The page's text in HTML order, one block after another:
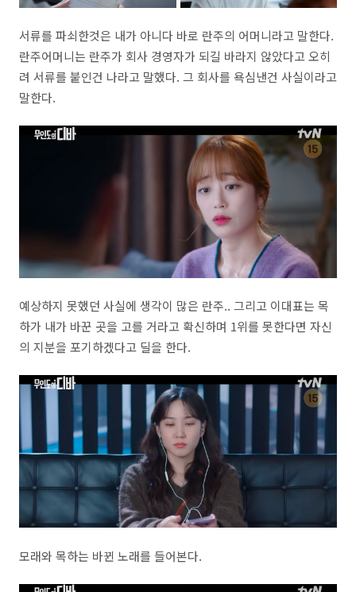
서류를 파쇠한것은 내가 아니다 바로 란주의 어머니라고 말한다.
란주어머니는 란주가 회사 경영자가 되길 바라지 않았다고 오히
려 서류를 붙인건 나라고 말했다. 그 회사를 욕심낸건 사실이라고
말한다.
예상하지 못했던 사실에 생각이 많은 란주.. 그리고 이대표는 목
하가 내가 바꾼 곳을 고를 거라고 확신하며 1위를 못한다면 자신
의 지분을 포기하겠다고 딜을 한다.
모래와 목하는 바뀐 노래를 들어본다.